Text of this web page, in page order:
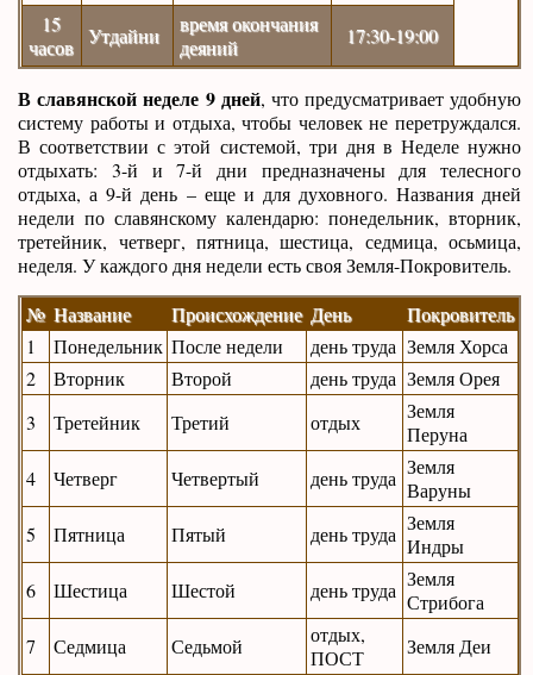
15
часов Утдайни
время окончания
деяний
17:30-19:00
В славянской неделе 9 дней, что предусматривает удобную
систему работы и отдыха, чтобы человек не перетруждался.
В соответствии с этой системой, три дня в Неделе нужно
отдыхать: 3-й и 7-й дни предназначены для телесного
отдыха, а 9-й день – еще и для духовного. Названия дней
недели по славянскому календарю: понедельник, вторник,
третейник, четверг, пятница, шестица, седмица, осьмица,
неделя. У каждого дня недели есть своя Земля-Покровитель.
№ Название Происхождение День
Покровитель
1
Понедельник После недели день труда Земля Хорса
2
Вторник Второй день труда Земля Орея
3
Третейник Третий отдых
Земля
Перуна
4
Четверг Четвертый день труда Земля
Варуны
5
Пятница Пятый день труда Земля
Индры
6
Шестица Шестой день труда Земля
Стрибога
7
Седмица Седьмой
отдых,
ПОСТ
Земля Деи